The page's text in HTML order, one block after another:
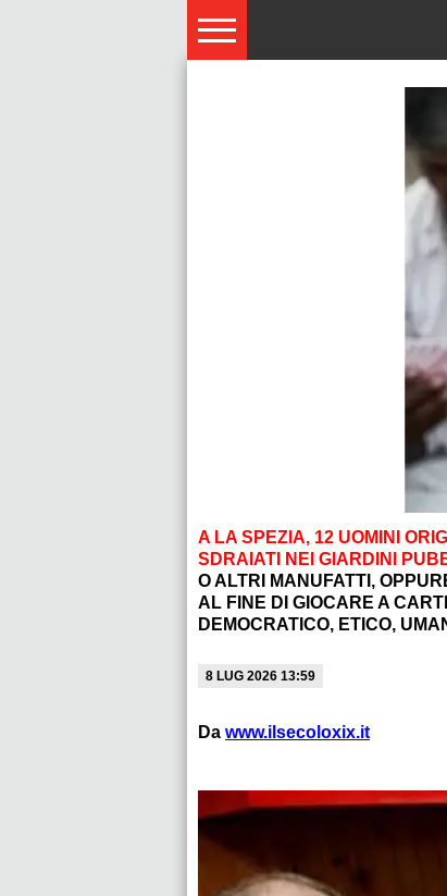
A LA SPEZIA, 12 UOMINI
SDRAIATI NEI GIARDINI
O ALTRI MANUFATTI,
AL FINE DI GIOCARE A
DEMOCRATICO, ETICO,
8 LUG 2026 13:59
Da www.ilsecoloxix.it